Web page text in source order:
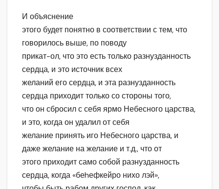
И объяснение
этого будет понятно в соответствии с тем, что
говорилось выше, по поводу
прикат-ол, что это есть только разнузданность
сердца, и это источник всех
желаний его сердца, и эта разнузданность
сердца приходит только со стороны того,
что он сбросил с себя ярмо Небесного царства,
и это, когда он удалил от себя
желание принять иго Небесного царства, и
даже желание на желание и т.д., что от
этого приходит само собой разнузданность
сердца, когда «беhефкейро нихо лэй»,